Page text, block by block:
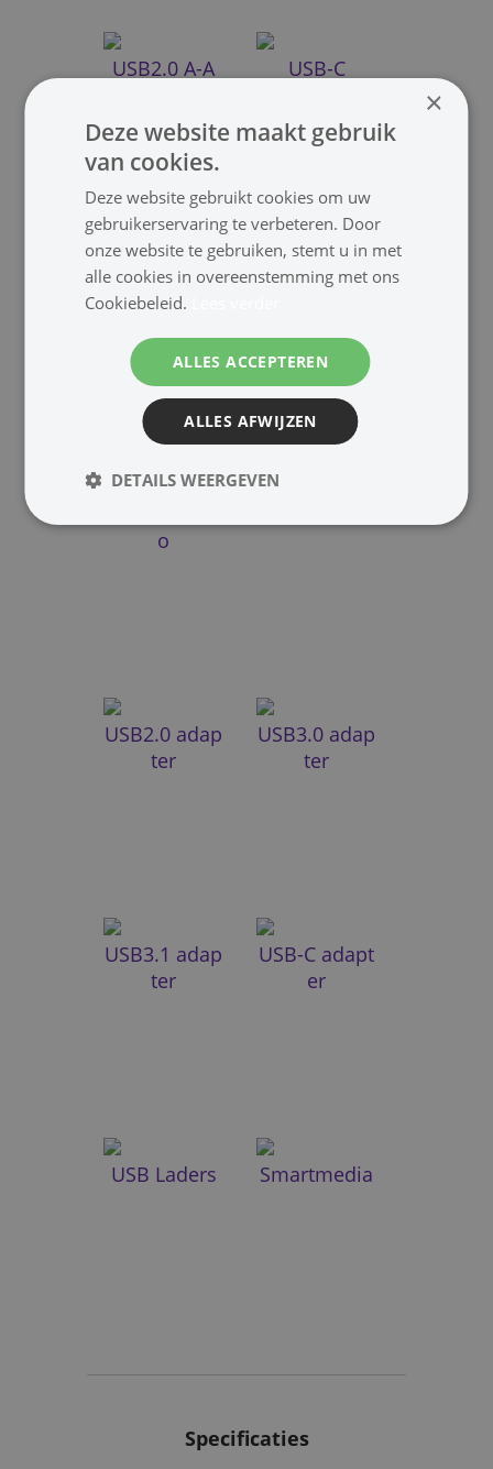
USB2.0 A-A USB-C
USB-C-A USB2.0 Mini
o
USB2.0 adap
ter
USB3.0 adap
ter
USB3.1 adap
ter
USB-C adapt
er
USB Laders Smartmedia
Specificaties
×
Deze website maakt gebruik
van cookies.
Deze website gebruikt cookies om uw
gebruikerservaring te verbeteren. Door
onze website te gebruiken, stemt u in met
alle cookies in overeenstemming met ons
Cookiebeleid.
ALLES ACCEPTEREN
ALLES AFWIJZEN
DETAILS WEERGEVEN